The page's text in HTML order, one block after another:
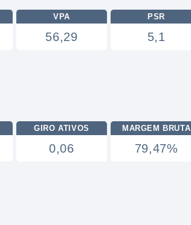
VPA
56,29
PSR
5,1
GIRO ATIVOS
0,06
MARGEM BRUTA
79,47%